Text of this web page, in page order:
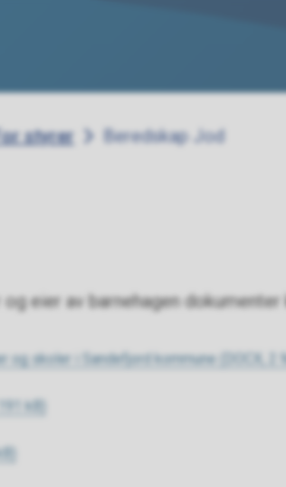
styrer Beredskap Jod
eier av barnehagen
og skoler i Sandefjord kommune (DOCX, 2
kB)